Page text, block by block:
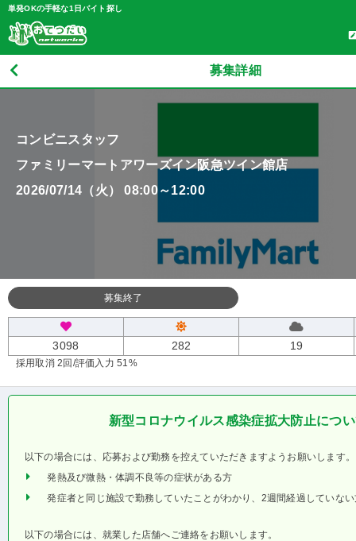
単発OKの手軽な1日バイト探し
募集詳細
コンビニスタッフ
ファミリーマートアワーズイン阪急ツイン館店
2026/07/14（火） 08:00～12:00
募集終了
3098 282 19
採用取消 2回 /評価入力 51%
新型コロナウイルス感染症拡大防止につ
以下の場合には、応募および勤務を控えていただきますようお願いします。
発熱及び微熱・体調不良等の症状がある方
発症者と同じ施設で勤務していたことがわかり、2週間経過していな
以下の場合には、就業した店舗へご連絡をお願いします。